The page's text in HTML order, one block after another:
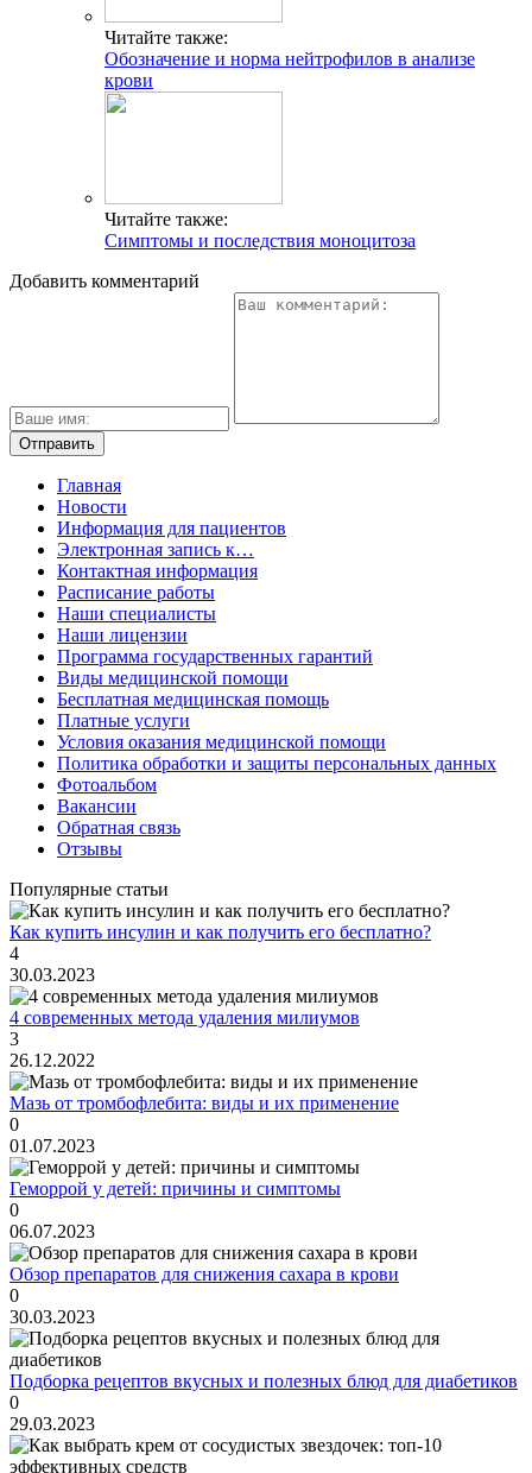
Читайте также:
Обозначение и норма нейтрофилов в анализе
крови
Читайте также:
Симптомы и последствия моноцитоза
Добавить комментарий
Главная
Новости
Информация для пациентов
Электронная запись к…
Контактная информация
Расписание работы
Наши специалисты
Наши лицензии
Программа государственных гарантий
Виды медицинской помощи
Бесплатная медицинская помощь
Платные услуги
Условия оказания медицинской помощи
Политика обработки и защиты персональных данных
Фотоальбом
Вакансии
Обратная связь
Отзывы
Популярные статьи
Как купить инсулин и как получить его бесплатно?
4
30.03.2023
4 современных метода удаления милиумов
3
26.12.2022
Мазь от тромбофлебита: виды и их применение
0
01.07.2023
Геморрой у детей: причины и симптомы
0
06.07.2023
Обзор препаратов для снижения сахара в крови
0
30.03.2023
Подборка рецептов вкусных и полезных блюд для диабетиков
0
29.03.2023